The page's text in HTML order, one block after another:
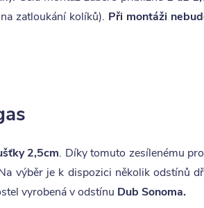
zatloukání kolíků). Při montáži
2,5cm. Díky tomuto zesílenému
výběr je k dispozici několik odstínů
vyrobená v odstínu Dub Sonoma.